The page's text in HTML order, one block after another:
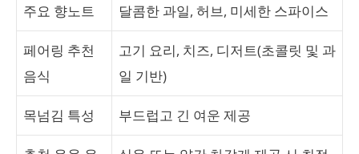
주요 향노트 달콤한 과일, 허브, 미세한 스파이스
페어링 추천
음식
고기 요리, 치즈, 디저트(초콜릿 및 과
일 기반)
목넘김 특성 부드럽고 긴 여운 제공